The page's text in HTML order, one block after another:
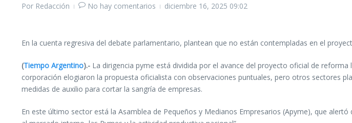
Por Redacción No hay comentarios diciembre 16, 2025 09:02
En la cuenta regresiva del debate parlamentario, plantean que no están contempladas en el
(Tiempo Argentino).- La dirigencia pyme está dividida por el avance del proyecto oficial de
corporación elogiaron la propuesta oficialista con observaciones puntuales, pero otros sectores
medidas de auxilio para cortar la sangría de empresas.
En este último sector está la Asamblea de Pequeños y Medianos Empresarios (Apyme), que